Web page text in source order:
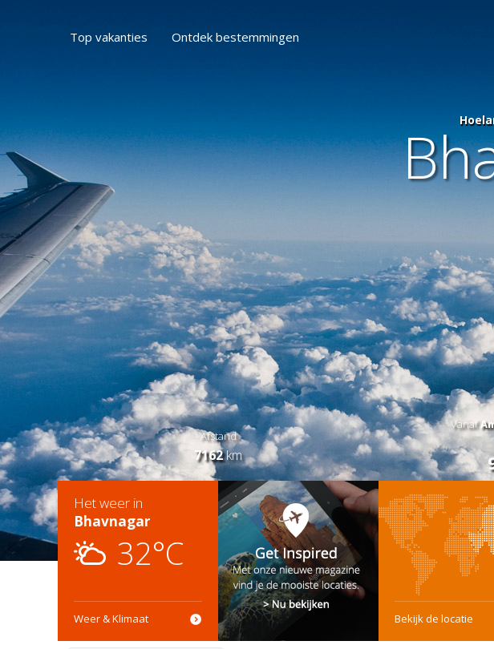
Top vakanties Ontdek bestemmingen
Afstand
7162km
Vanaf
Het weer in
Bhavnagar
32°C
Weer & Klimaat Bekijk de locatie